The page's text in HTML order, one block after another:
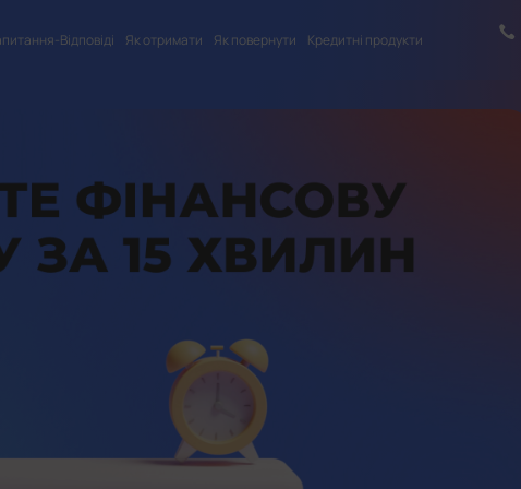
Відповіді Як отримати Як повернути Кредитні продукти